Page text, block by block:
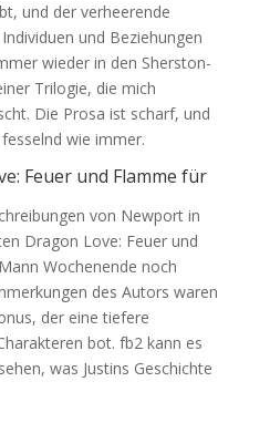
und der verheerende
und Beziehungen
wieder in den Sherston-
Trilogie, die mich
Die Prosa ist scharf, und
wie immer.
Feuer und Flamme für
von Newport in
Dragon Love: Feuer und
Wochenende noch
des Autors waren
der eine tiefere
bot. fb2 kann es
was Justins Geschichte